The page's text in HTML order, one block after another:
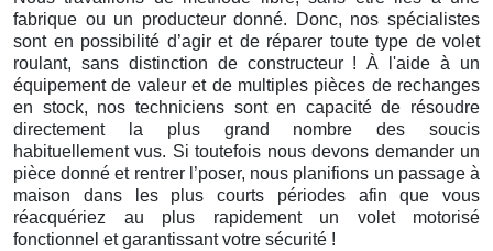
fabrique ou un producteur donné. Donc, nos spécialistes
sont en possibilité d’agir et de réparer toute type de volet
roulant, sans distinction de constructeur ! À l'aide à un
équipement de valeur et de multiples pièces de rechanges
en stock, nos techniciens sont en capacité de résoudre
directement la plus grand nombre des soucis
habituellement vus. Si toutefois nous devons demander un
pièce donné et rentrer l’poser, nous planifions un passage à
maison dans les plus courts périodes afin que vous
réacquériez au plus rapidement un volet motorisé
fonctionnel et garantissant votre sécurité !